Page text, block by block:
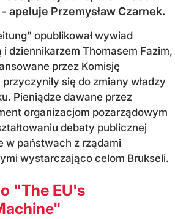
apeluje Przemysław Czarnek.
opublikował wywiad
i dziennikarzem Thomasem Fazim,
przez Komisję
przyczyniły się do zmiany władzy
Pieniądze dawane przez
organizacjom pozarządowym
debaty publicznej
w państwach z rządami
wystarczająco celom Brukseli.
"The EU's